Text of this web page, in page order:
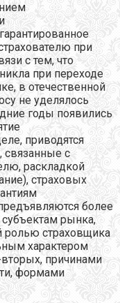
при
с тем, что
при переходе
в отечественной
не уделялось
годы появились
приводятся
связанные с
раскладкой
страховых
более
рынка,
ролью страховщика
характером
вторых, причинами
формами